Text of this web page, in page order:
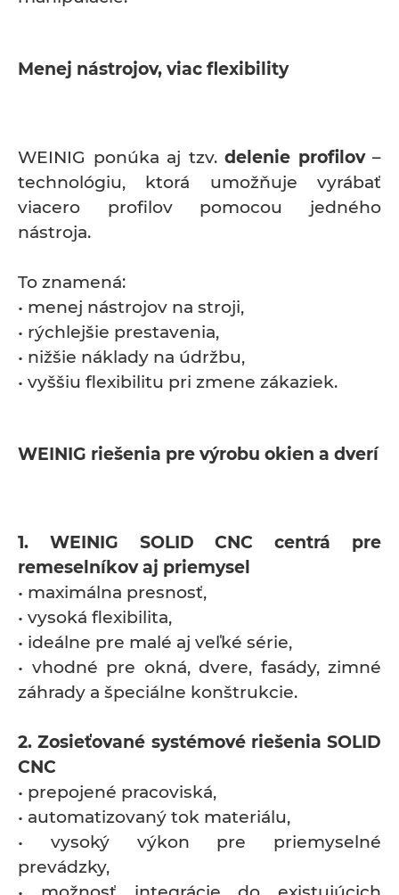
Menej nástrojov, viac flexibility
WEINIG ponúka aj tzv. delenie profilov–
technológiu, ktorá umožňuje vyrábať
viacero profilov pomocou jedného
nástroja.
To znamená:
• menej nástrojov na stroji,
• rýchlejšie prestavenia,
• nižšie náklady na údržbu,
• vyššiu flexibilitu pri zmene zákaziek.
WEINIG riešenia pre výrobu okien a dverí
1. WEINIG SOLID CNC centrá pre
remeselníkov aj priemysel
• maximálna presnosť,
• vysoká flexibilita,
• ideálne pre malé aj veľké série,
• vhodné pre okná, dvere, fasády, zimné
záhrady a špeciálne konštrukcie.
2. Zosieťované systémové riešenia SOLID
CNC
• prepojené pracoviská,
• automatizovaný tok materiálu,
• vysoký výkon pre priemyselné
prevádzky,